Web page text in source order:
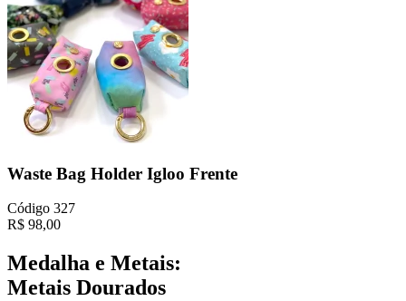
Waste Bag Holder Igloo Frente
Código 327
R$ 98,00
Medalha e Metais:
Metais Dourados